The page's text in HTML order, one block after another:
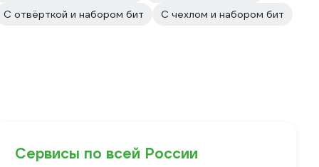
С отвёрткой и набором бит
С чехлом и набором бит
Сервисы по всей России